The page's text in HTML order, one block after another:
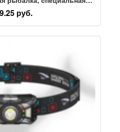
срок службы батареи,
двойной источник
с зажимом, колпачок
руб.